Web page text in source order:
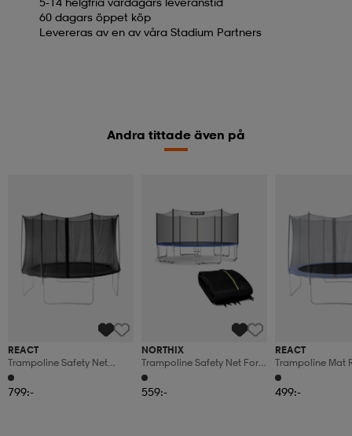
60 dagars öppet köp
Levereras av en av våra Stadium Partners
Andra tittade även på
REACT
Trampoline Safety Net
Round React 2,44 - 4,27m -
3,96m
799:-
NORTHIX
Trampoline Safety Net For
Garden Trampolines
Replacement Net On The
559:-
REACT
Trampoline Mat
React 2,44 -
499:-